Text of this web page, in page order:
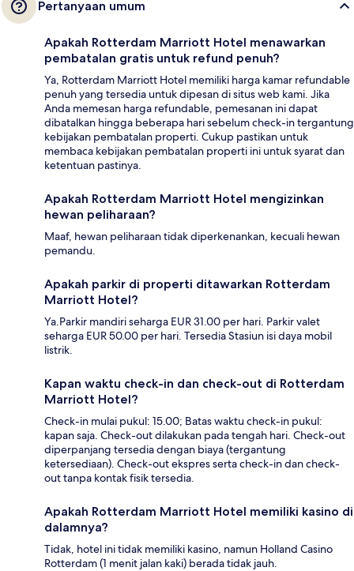
Pertanyaan umum
Apakah Rotterdam Marriott Hotel menawarkan
pembatalan gratis untuk refund penuh?
Ya, Rotterdam Marriott Hotel memiliki harga kamar refundable
penuh yang tersedia untuk dipesan di situs web kami. Jika
Anda memesan harga refundable, pemesanan ini dapat
dibatalkan hingga beberapa hari sebelum check-in tergantung
kebijakan pembatalan properti. Cukup pastikan untuk
membaca kebijakan pembatalan properti ini untuk syarat dan
ketentuan pastinya.
Apakah Rotterdam Marriott Hotel mengizinkan
hewan peliharaan?
Maaf, hewan peliharaan tidak diperkenankan, kecuali hewan
pemandu.
Apakah parkir di properti ditawarkan Rotterdam
Marriott Hotel?
Ya.Parkir mandiri seharga EUR 31.00 per hari. Parkir valet
seharga EUR 50.00 per hari. Tersedia Stasiun isi daya mobil
listrik.
Kapan waktu check-in dan check-out di Rotterdam
Marriott Hotel?
Check-in mulai pukul: 15.00; Batas waktu check-in pukul:
kapan saja. Check-out dilakukan pada tengah hari. Check-out
diperpanjang tersedia dengan biaya (tergantung
ketersediaan). Check-out ekspres serta check-in dan check-
out tanpa kontak fisik tersedia.
Apakah Rotterdam Marriott Hotel memiliki kasino di
dalamnya?
Tidak, hotel ini tidak memiliki kasino, namun Holland Casino
Rotterdam (1 menit jalan kaki) berada tidak jauh.